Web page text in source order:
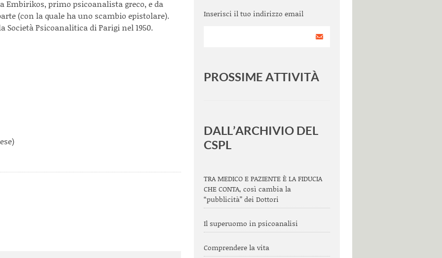
Embirikos, primo psicoanalista greco, e da
(con la quale ha uno scambio epistolare).
Società Psicoanalitica di Parigi nel 1950.
Inserisci il tuo indirizzo email
PROSSIME ATTIVITÀ
DALL’ARCHIVIO DEL
CSPL
TRA MEDICO E PAZIENTE È LA FIDUCIA
CHE CONTA, così cambia la
“pubblicità” dei Dottori
Il superuomo in psicoanalisi
Comprendere la vita